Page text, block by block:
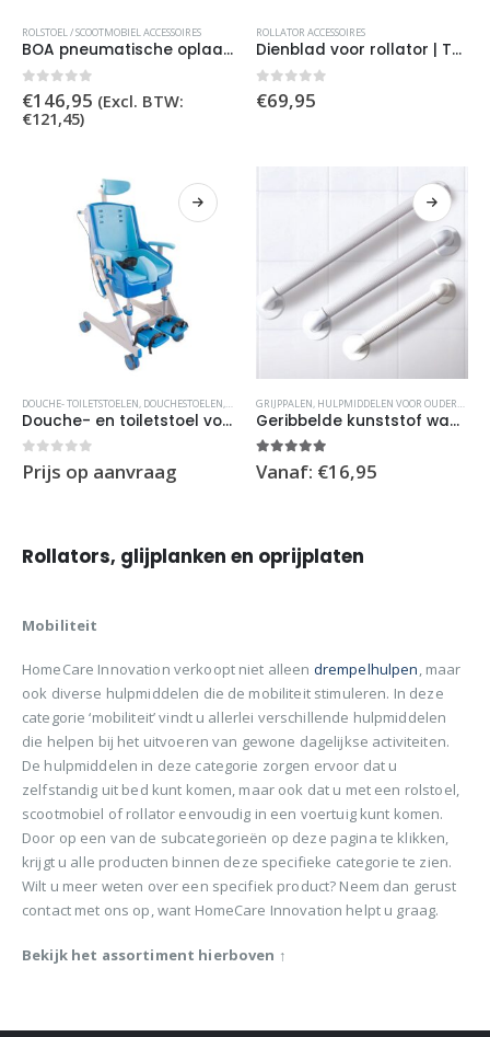
ROLSTOEL / SCOOTMOBIEL ACCESSOIRES
BOA pneumatische oplaadbare pomp / compressor
0out of 5
€146,95 (Excl. BTW:
€121,45)
product
heeft
meerdere
variaties.
de
productpagina
ROLLATOR ACCESSOIRES
Dienblad voor rollator | Tafelblad
0out of 5
€69,95
product
heeft
meerdere
variaties.
kan
op
productpagina
DOUCHE- TOILETSTOELEN, DOUCHESTOELEN, KINDERHULPMIDDELEN,TOILETSTOELEN
Douche- en toiletstoel voor kinderen – Seahorse Plus
0 out of 5
Prijs op aanvraag
product
heeft
meerdere
kan
productpagina
GRIJPPALEN, HULPMIDDELEN VOOR OUDEREN
Geribbelde kunststof wandbeugel
5.00 out of 5
Vanaf: €16,95
Rollators, glijplanken en oprijplaten
Mobiliteit
HomeCare Innovation verkoopt niet alleen drempelhulpen, maar
ook diverse hulpmiddelen die de mobiliteit stimuleren. In deze
categorie ‘mobiliteit’ vindt u allerlei verschillende hulpmiddelen
die helpen bij het uitvoeren van gewone dagelijkse activiteiten.
De hulpmiddelen in deze categorie zorgen ervoor dat u
zelfstandig uit bed kunt komen, maar ook dat u met een rolstoel,
scootmobiel of rollator eenvoudig in een voertuig kunt komen.
Door op een van de subcategorieën op deze pagina te klikken,
krijgt u alle producten binnen deze specifieke categorie te zien.
Wilt u meer weten over een specifiek product? Neem dan gerust
contact met ons op, want HomeCare Innovation helpt u graag.
Bekijk het assortiment hierboven ↑